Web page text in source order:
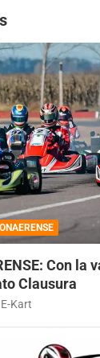
Con la
Clausura
E-Kart